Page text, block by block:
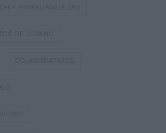
Y HAMBURGUESAS
DE GITANO
COLABORATIVOS